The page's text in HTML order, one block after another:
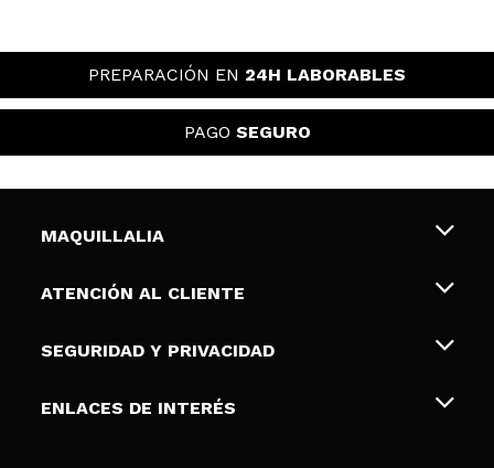
PREPARACIÓN EN 24H LABORABLES
PAGO SEGURO
MAQUILLALIA
Sobre nosotros
Tarjetas de Regalo
ATENCIÓN AL CLIENTE
Envíos y devoluciones
Formas de pago
SEGURIDAD Y PRIVACIDAD
Terminos y condiciones de uso
ENLACES DE INTERÉS